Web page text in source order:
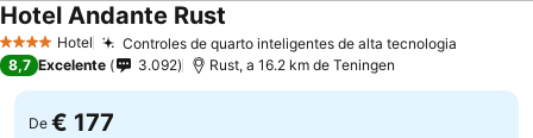
4 EstrelasHotel Controles de quarto inteligentes de alta tecnologia
Hotel Andante Rust
8,7 Excelente 3.092 Rust, a 16.2 km de Teningen
De € 177